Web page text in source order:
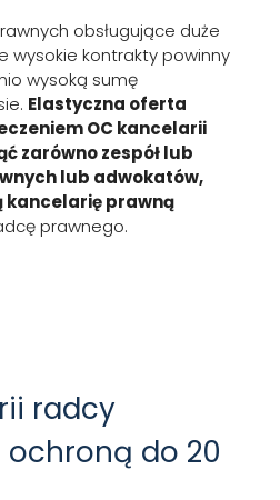
obsługujące duże
wysokie kontrakty powinny
wysoką sumę
Elastyczna oferta
OC kancelarii
zarówno zespół lub
lub adwokatów,
kancelarię prawną
prawnego.
radcy
do 20